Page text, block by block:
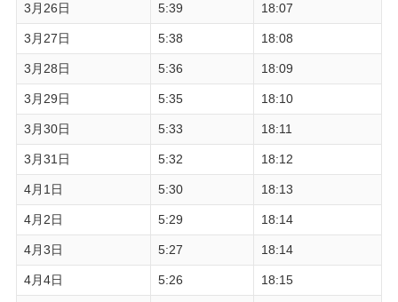
3月26日 5:39 18:07
3月27日 5:38 18:08
3月28日 5:36 18:09
3月29日 5:35 18:10
3月30日 5:33 18:11
3月31日 5:32 18:12
4月1日 5:30 18:13
4月2日 5:29 18:14
4月3日 5:27 18:14
4月4日 5:26 18:15